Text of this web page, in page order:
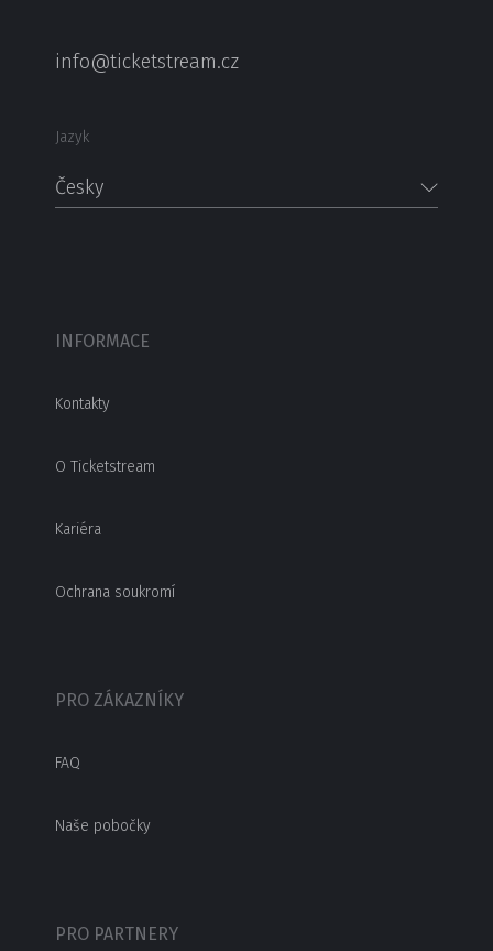
info@ticketstream.cz
Jazyk
Česky
INFORMACE
Kontakty
O Ticketstream
Kariéra
Ochrana soukromí
PRO ZÁKAZNÍKY
FAQ
Naše pobočky
PRO PARTNERY